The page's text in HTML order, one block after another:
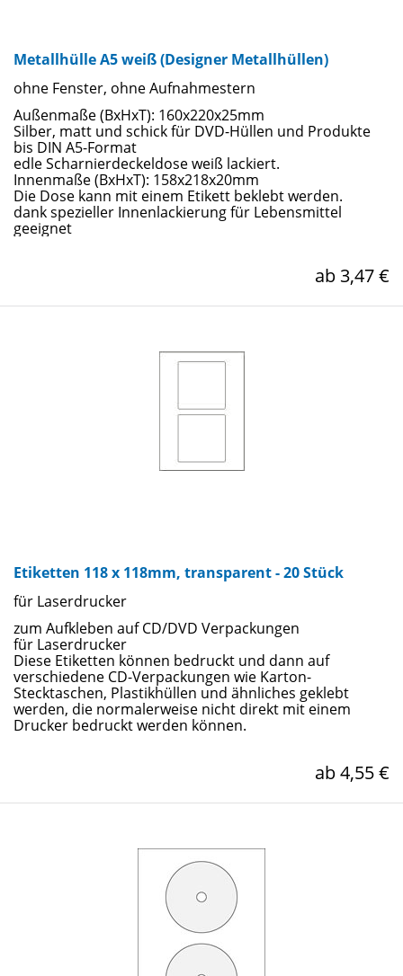
Metallhülle A5 weiß (Designer Metallhüllen)
ohne Fenster, ohne Aufnahmestern
Außenmaße (BxHxT): 160x220x25mm
Silber, matt und schick für DVD-Hüllen und Produkte
bis DIN A5-Format
edle Scharnierdeckeldose weiß lackiert.
Innenmaße (BxHxT): 158x218x20mm
Die Dose kann mit einem Etikett beklebt werden.
dank spezieller Innenlackierung für Lebensmittel
geeignet
ab 3,47 €
Etiketten 118 x 118mm, transparent - 20 Stück
für Laserdrucker
zum Aufkleben auf CD/DVD Verpackungen
für Laserdrucker
Diese Etiketten können bedruckt und dann auf
verschiedene CD-Verpackungen wie Karton-
Stecktaschen, Plastikhüllen und ähnliches geklebt
werden, die normalerweise nicht direkt mit einem
Drucker bedruckt werden können.
ab 4,55 €